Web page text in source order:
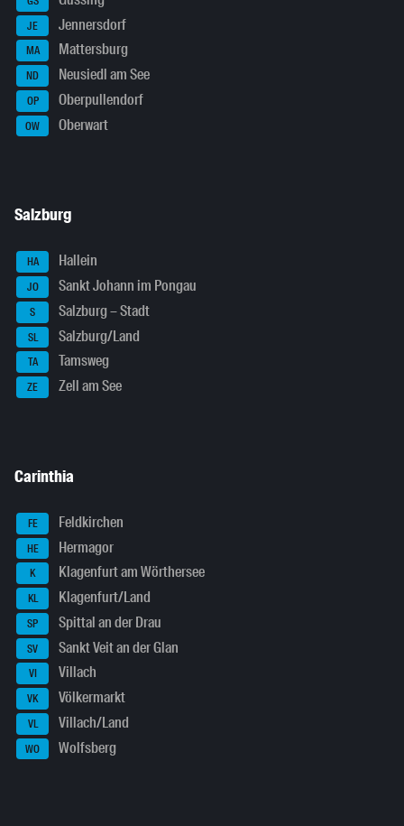
JE Jennersdorf
MA Mattersburg
ND Neusiedl am See
OP Oberpullendorf
OW Oberwart
Salzburg
HA Hallein
JO Sankt Johann im Pongau
S Salzburg – Stadt
SL Salzburg/Land
TA Tamsweg
ZE Zell am See
Carinthia
FE Feldkirchen
HE Hermagor
K Klagenfurt am Wörthersee
KL Klagenfurt/Land
SP Spittal an der Drau
SV Sankt Veit an der Glan
VI Villach
VK Völkermarkt
VL Villach/Land
WO Wolfsberg